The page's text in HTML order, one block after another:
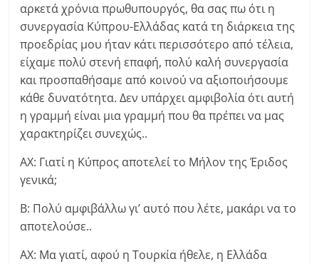
αρκετά χρόνια πρωθυπουργός, θα σας πω ότι η
συνεργασία Κύπρου-Ελλάδας κατά τη διάρκεια της
προεδρίας μου ήταν κάτι περισσότερο από τέλεια,
είχαμε πολύ στενή επαφή, πολύ καλή συνεργασία
και προσπαθήσαμε από κοινού να αξιοποιήσουμε
κάθε δυνατότητα. Δεν υπάρχει αμφιβολία ότι αυτή
η γραμμή είναι μια γραμμή που θα πρέπει να μας
χαρακτηρίζει συνεχώς..
ΑΧ: Γιατί η Κύπρος αποτελεί το Μήλον της Έριδος
γενικά;
Β: Πολύ αμφιβάλλω γι’ αυτό που λέτε, μακάρι να το
αποτελούσε..
ΑΧ: Μα γιατί, αφού η Τουρκία ήθελε, η Ελλάδα